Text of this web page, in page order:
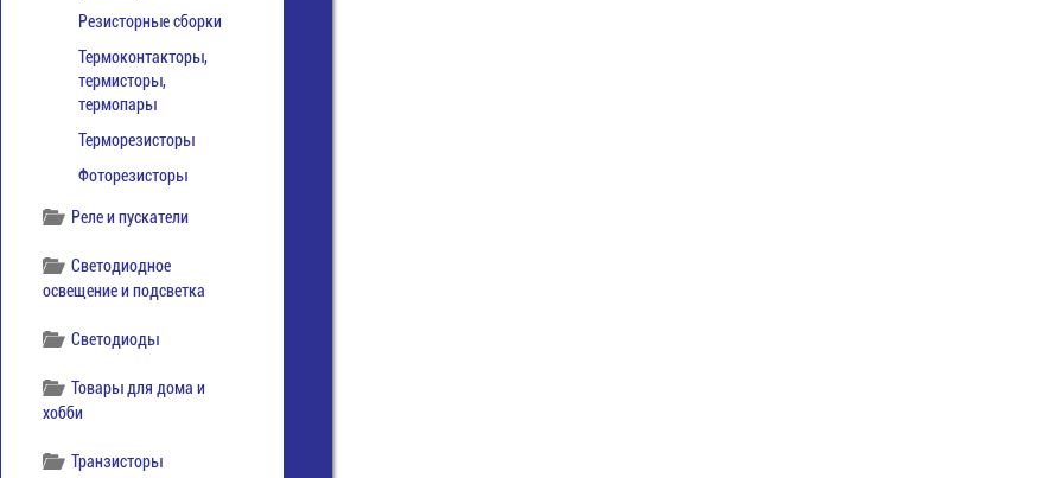
Резисторные сборки
Термоконтакторы,
термисторы,
термопары
Терморезисторы
Фоторезисторы
Реле и пускатели
Светодиодное
освещение и подсветка
Светодиоды
Товары для дома и
хобби
Транзисторы